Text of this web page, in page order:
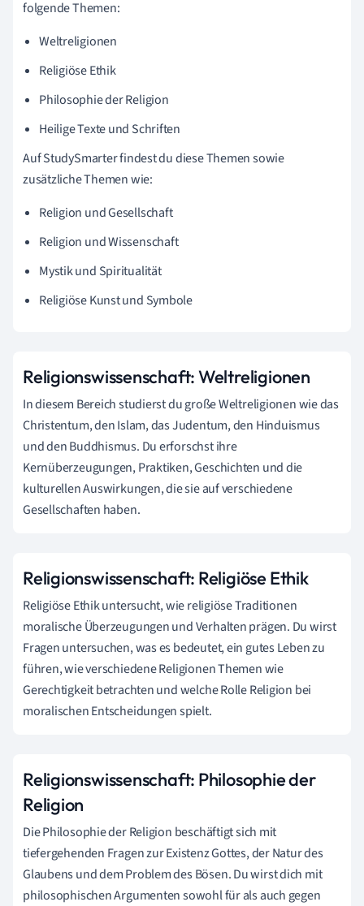
folgende Themen:
Weltreligionen
Religiöse Ethik
Philosophie der Religion
Heilige Texte und Schriften
Auf StudySmarter findest du diese Themen sowie
zusätzliche Themen wie:
Religion und Gesellschaft
Religion und Wissenschaft
Mystik und Spiritualität
Religiöse Kunst und Symbole
Religionswissenschaft: Weltreligionen
In diesem Bereich studierst du große Weltreligionen wie das
Christentum, den Islam, das Judentum, den Hinduismus
und den Buddhismus. Du erforschst ihre
Kernüberzeugungen, Praktiken, Geschichten und die
kulturellen Auswirkungen, die sie auf verschiedene
Gesellschaften haben.
Religionswissenschaft: Religiöse Ethik
Religiöse Ethik untersucht, wie religiöse Traditionen
moralische Überzeugungen und Verhalten prägen. Du wirst
Fragen untersuchen, was es bedeutet, ein gutes Leben zu
führen, wie verschiedene Religionen Themen wie
Gerechtigkeit betrachten und welche Rolle Religion bei
moralischen Entscheidungen spielt.
Religionswissenschaft: Philosophie der
Religion
Die Philosophie der Religion beschäftigt sich mit
tiefergehenden Fragen zur Existenz Gottes, der Natur des
Glaubens und dem Problem des Bösen. Du wirst dich mit
philosophischen Argumenten sowohl für als auch gegen